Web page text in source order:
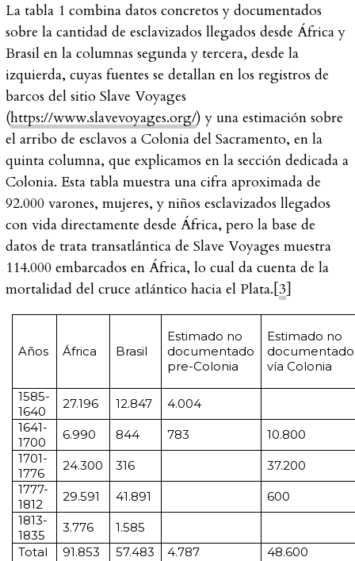
La tabla 1 combina datos concretos y documentados
sobre la cantidad de esclavizados llegados desde África y
Brasil en la columnas segunda y tercera, desde la
izquierda, cuyas fuentes se detallan en los registros de
barcos del sitio Slave Voyages
(https://www.slavevoyages.org/) y una estimación sobre
el arribo de esclavos a Colonia del Sacramento, en la
quinta columna, que explicamos en la sección dedicada a
Colonia. Esta tabla muestra una cifra aproximada de
92.000 varones, mujeres, y niños esclavizados llegados
con vida directamente desde África, pero la base de
datos de trata transatlántica de Slave Voyages muestra
114.000 embarcados en África, lo cual da cuenta de la
mortalidad del cruce atlántico hacia el Plata.[3]
Años África Brasil
Estimado no
documentado
pre-Colonia
Estimado no
documentado
vía Colonia
1585-
1640
27.196 12.847
4.004
1641-
1700
6.990 844 783
10.800
1701-
1776
24.300 316
37.200
1777-
1812
29.591 41.891
600
1813-
1835
3.776
1.585
Total
91.853 57.483 4.787 48.600